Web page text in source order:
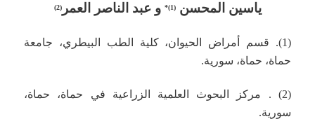
ياسين المحسن(1)
* و عبد الناصر العمر(2)
(1). قسم أمراض الحيوان، كلية الطب البيطري، جامعة
حماة، حماة، سورية.
(2) . مركز البحوث العلمية الزراعية في حماة، حماة،
سورية.